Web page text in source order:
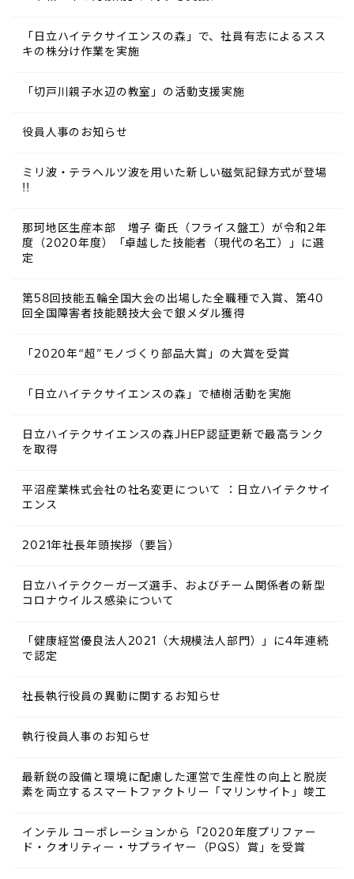
「日立ハイテクサイエンスの森」で、社員有志によるスス
キの株分け作業を実施
「切戸川親子水辺の教室」の活動支援実施
役員人事のお知らせ
ミリ波・テラヘルツ波を用いた新しい磁気記録方式が登場
!!
那珂地区生産本部 増子 衛氏（フライス盤工）が令和2年
度（2020年度）「卓越した技能者（現代の名工）」に選
定
第58回技能五輪全国大会の出場した全職種で入賞、第40
回全国障害者技能競技大会で銀メダル獲得
「2020年“超”モノづくり部品大賞」の大賞を受賞
「日立ハイテクサイエンスの森」で植樹活動を実施
日立ハイテクサイエンスの森JHEP認証更新で最高ランク
を取得
平沼産業株式会社の社名変更について ：日立ハイテクサイ
エンス
2021年社長年頭挨拶（要旨）
日立ハイテククーガーズ選手、およびチーム関係者の新型
コロナウイルス感染について
「健康経営優良法人2021（大規模法人部門）」に4年連続
で認定
社長執行役員の異動に関するお知らせ
執行役員人事のお知らせ
最新鋭の設備と環境に配慮した運営で生産性の向上と脱炭
素を両立するスマートファクトリー「マリンサイト」竣工
インテル コーポレーションから「2020年度プリファー
ド・クオリティー・サプライヤー（PQS）賞」を受賞